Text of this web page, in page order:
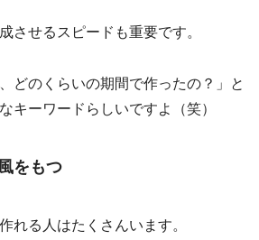
させるスピードも重要です。
どのくらいの期間で作ったの？」と
キーワードらしいですよ（笑）
をもつ
れる人はたくさんいます。